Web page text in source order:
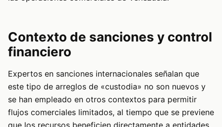
Contexto de sanciones y control
financiero
Expertos en sanciones internacionales señalan que
este tipo de arreglos de «custodia» no son nuevos y
se han empleado en otros contextos para permitir
flujos comerciales limitados, al tiempo que se previene